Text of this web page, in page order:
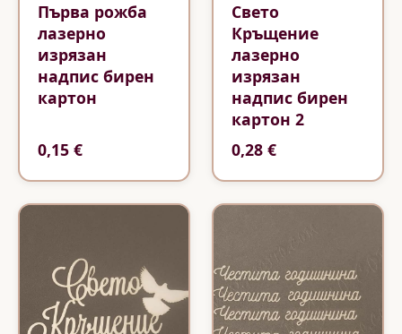
Първа рожба
лазерно
изрязан
надпис бирен
картон
0,15 €
Свето
Кръщение
лазерно
изрязан
надпис бирен
картон 2
0,28 €